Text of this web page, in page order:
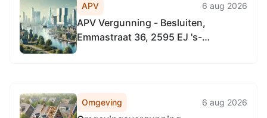
APV 6 aug 2026
APV Vergunning - Besluiten,
Emmastraat 36, 2595 EJ 's-
Omgeving 6 aug 2026